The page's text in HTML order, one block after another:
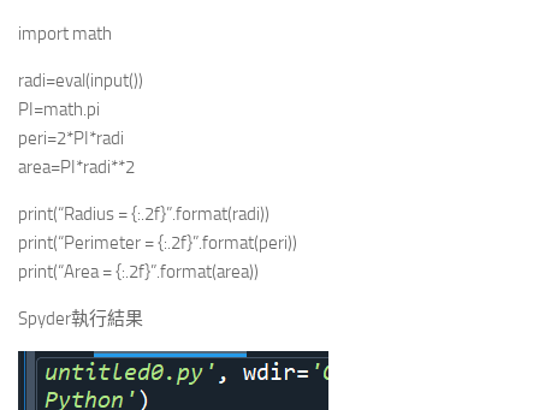
import math
radi=eval(input())
PI=math.pi
peri=2*PI*radi
area=PI*radi**2
print(“Radius = {:.2f}”.format(radi))
print(“Perimeter = {:.2f}”.format(peri))
print(“Area = {:.2f}”.format(area))
Spyder執行結果